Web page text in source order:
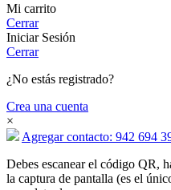
Mi carrito
Cerrar
Iniciar Sesión
Cerrar
¿No estás registrado?
Crea una cuenta
×
Agregar contacto: 942 694
Debes escanear el código QR,
la captura de pantalla (es el